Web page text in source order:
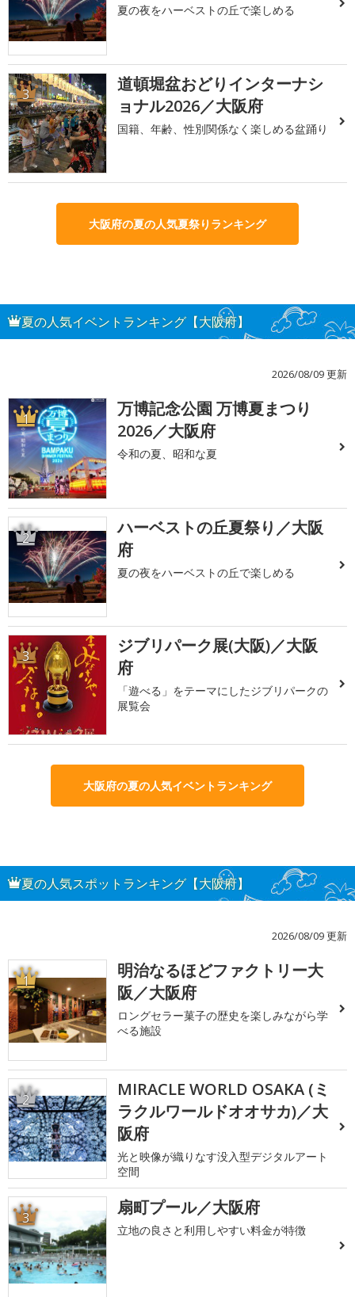
夏の夜をハーベストの丘で楽しめる
3
道頓堀盆おどりインターナシ
ョナル2026／大阪府
国籍、年齢、性別関係なく楽しめる盆踊り
大阪府の夏の人気夏祭りランキング
夏の人気イベントランキング【大阪府】
2026/08/09 更新
1
万博記念公園 万博夏まつり
2026／大阪府
令和の夏、昭和な夏
2
ハーベストの丘夏祭り／大阪
府
夏の夜をハーベストの丘で楽しめる
3
ジブリパーク展(大阪)／大阪
府
「遊べる」をテーマにしたジブリパークの
展覧会
大阪府の夏の人気イベントランキング
夏の人気スポットランキング【大阪府】
2026/08/09 更新
1
明治なるほどファクトリー大
阪／大阪府
ロングセラー菓子の歴史を楽しみながら学
べる施設
2
MIRACLE WORLD OSAKA (ミ
ラクルワールドオオサカ)／大
阪府
光と映像が織りなす没入型デジタルアート
空間
3 扇町プール／大阪府
立地の良さと利用しやすい料金が特徴